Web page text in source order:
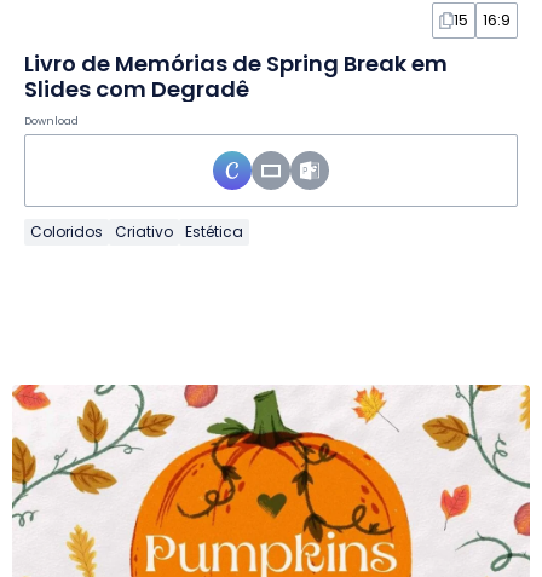
15 16:9
Livro de Memórias de Spring Break em
Slides com Degradê
Download
Coloridos Criativo Estética